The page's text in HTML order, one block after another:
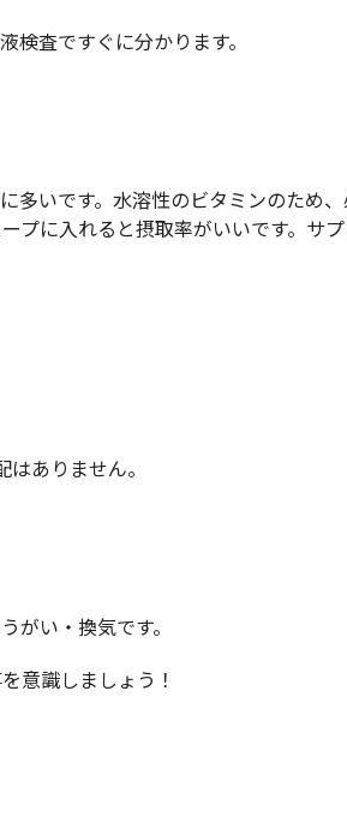
査ですぐに分かります。
いです。水溶性のビタミンのため
プに入れると摂取率がいいです。サ
ありません。
がい・換気です。
意識しましょう！